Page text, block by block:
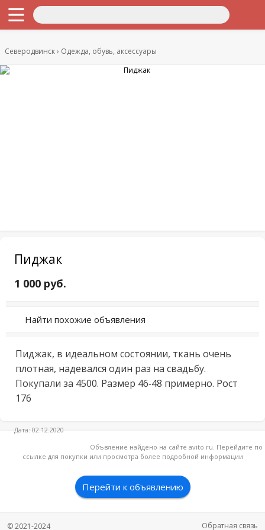
Северодвинск Одежда, обувь, аксессуары
Пиджак
1 000 руб.
Найти похожие объявления
Пиджак, в идеальном состоянии, ткань очень
плотная, надевался один раз на свадьбу.
Покупали за 4500. Размер 46-48 примерно. Рост
176
Дата: 02.12.2020
Объвление найдено на сайте avito.ru. Перейдите по
ссылке для покупки или просмотра более подробной информации
Перейти к объявлению
© 2021-2024 Обратная связь